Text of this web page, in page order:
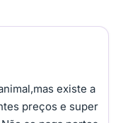
existe a
preços e super